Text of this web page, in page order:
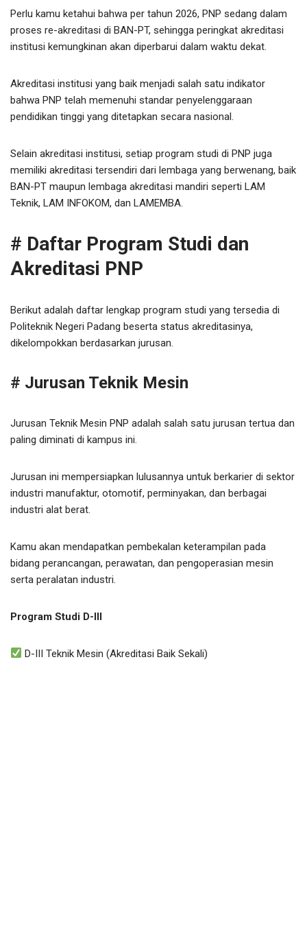
Perlu kamu ketahui bahwa per tahun 2026, PNP sedang dalam
proses re-akreditasi di BAN-PT, sehingga peringkat akreditasi
institusi kemungkinan akan diperbarui dalam waktu dekat.
Akreditasi institusi yang baik menjadi salah satu indikator
bahwa PNP telah memenuhi standar penyelenggaraan
pendidikan tinggi yang ditetapkan secara nasional.
Selain akreditasi institusi, setiap program studi di PNP juga
memiliki akreditasi tersendiri dari lembaga yang berwenang, baik
BAN-PT maupun lembaga akreditasi mandiri seperti LAM
Teknik, LAM INFOKOM, dan LAMEMBA.
# Daftar Program Studi dan
Akreditasi PNP
Berikut adalah daftar lengkap program studi yang tersedia di
Politeknik Negeri Padang beserta status akreditasinya,
dikelompokkan berdasarkan jurusan.
# Jurusan Teknik Mesin
Jurusan Teknik Mesin PNP adalah salah satu jurusan tertua dan
paling diminati di kampus ini.
Jurusan ini mempersiapkan lulusannya untuk berkarier di sektor
industri manufaktur, otomotif, perminyakan, dan berbagai
industri alat berat.
Kamu akan mendapatkan pembekalan keterampilan pada
bidang perancangan, perawatan, dan pengoperasian mesin
serta peralatan industri.
Program Studi D-III
D-III Teknik Mesin (Akreditasi Baik Sekali)